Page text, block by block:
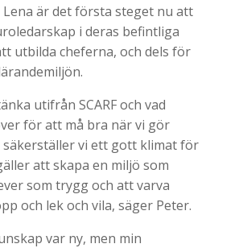
Lena är det första steget nu att
i deras befintliga
utbilda cheferna, och dels för
utifrån SCARF och vad
för att må bra när vi gör
vi ett gott klimat för
att skapa en miljö som
som trygg och att varva
och lek och vila, säger Peter.
var ny, men min